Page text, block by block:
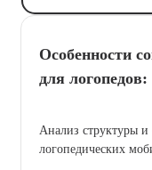
Особенности
для
Анализ структуры
логопедических